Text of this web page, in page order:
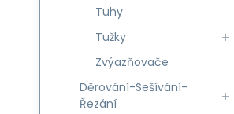
Tuhy
Tužky
Zvýazňovače
Děrování-Sešívání-
Řezání